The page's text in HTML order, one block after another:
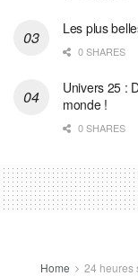
Les plus
0 SHARES
Univers 25 :
monde !
0 SHARES
Home 24 heures